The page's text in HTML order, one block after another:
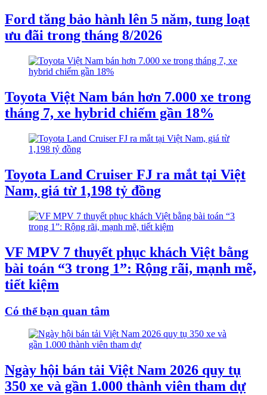
Ford tăng bảo hành lên 5 năm, tung loạt
ưu đãi trong tháng 8/2026
Toyota Việt Nam bán hơn 7.000 xe trong
tháng 7, xe hybrid chiếm gần 18%
Toyota Land Cruiser FJ ra mắt tại Việt
Nam, giá từ 1,198 tỷ đồng
VF MPV 7 thuyết phục khách Việt bằng
bài toán “3 trong 1”: Rộng rãi, mạnh mẽ,
tiết kiệm
Có thể bạn quan tâm
Ngày hội bán tải Việt Nam 2026 quy tụ
350 xe và gần 1.000 thành viên tham dự